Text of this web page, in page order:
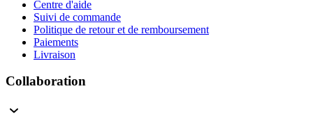
Centre d'aide
Suivi de commande
Politique de retour et de remboursement
Paiements
Livraison
Collaboration